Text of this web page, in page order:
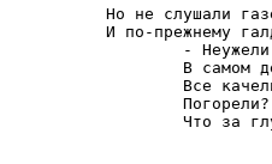
Но не слушали
И по-прежнему
        - Неужели
В самом
Все
        Погорели?
Что за